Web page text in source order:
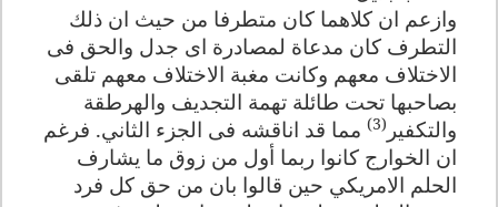
وازعم ان كلاهما كان متطرفا من حيث ان ذلك
التطرف كان مدعاة لمصادرة اى جدل والحق فى
الاختلاف معهم وكانت مغبة الاختلاف معهم تلقى
بصاحبها تحت طائلة تهمة التجديف والهرطقة
والتكفير (3)
مما قد اناقشه فى الجزء الثاني. فرغم
ان الخوارج كانوا ربما أول من زوق ما يشارف
الحلم الامريكي حين قالوا بان من حق كل فرد